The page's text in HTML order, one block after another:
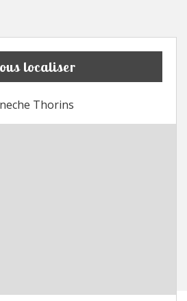
localiser
Thorins